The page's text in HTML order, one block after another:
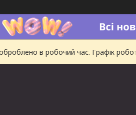
в робочий час. Графік